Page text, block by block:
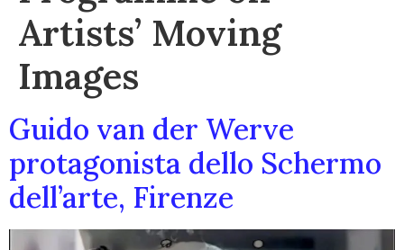
Artists’ Moving
Images
Guido van der Werve
protagonista dello Schermo
dell’arte, Firenze